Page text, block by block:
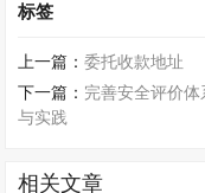
标签
上一篇：委托收款地址
下一篇： 完善安全评价
与实践
相关文章